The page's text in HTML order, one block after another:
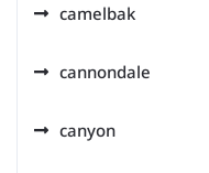
camelbak
cannondale
canyon